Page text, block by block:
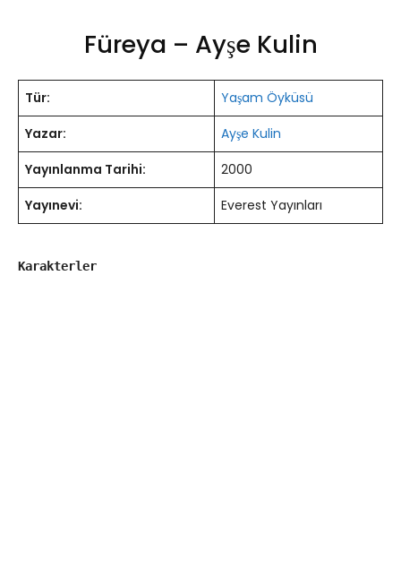
Füreya – Ayşe Kulin
Tür:
Yaşam Öyküsü
Yazar:
Ayşe Kulin
Yayınlanma Tarihi:
2000
Yayınevi:
Everest Yayınları
Karakterler